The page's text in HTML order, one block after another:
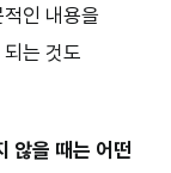
인 내용을
는 것도
않을 때는 어떤